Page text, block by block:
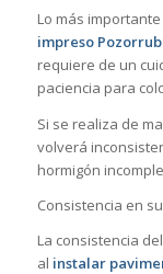
Lo más
impreso
requiere de un
paciencia para
Si se realiza de
volverá
hormigón
Consistencia en
La consistencia
al instalar